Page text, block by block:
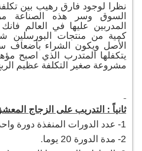
نظرا لوجود فارق رهيب بين
السوق وسر هذه الصناعة
المدربين عليها في العالم
كمية من منتجات البورسلين
الأصل ويكون الشراء بأضعاف
يتكفلها المتدرب الذي اصبح
مشروعة صغير التكلفة عظيم
ثانياً : التدريب على الزجاج
1- عدد الدورات المنفذة دورة واحدة.
2- مدة الدورة 20 يوما.